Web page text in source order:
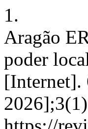
1.
Aragão
poder
[Internet].